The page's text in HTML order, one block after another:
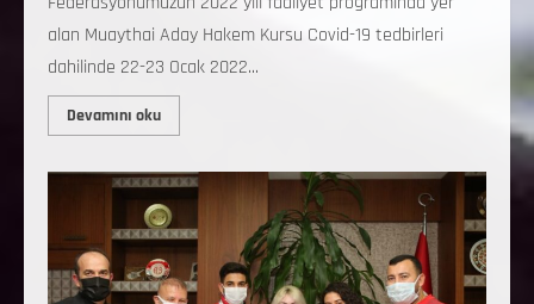
alan Muaythai Aday Hakem Kursu Covid-19 tedbirleri
dahilinde 22-23 Ocak 2022...
Devamını oku